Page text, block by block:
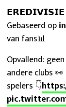
Gebaseerd op
van fans📊
Opvallend:
andere clubs 👀
spelers 👇